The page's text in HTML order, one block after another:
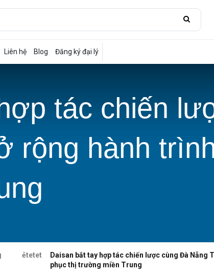
Liên hệ Blog Đăng ký đại lý
tác chiến
rộng hành
ẻtetet
Daisan bắt tay hợp tác chiến lược cùng Đà Nẵng
phục thị trường miền Trung